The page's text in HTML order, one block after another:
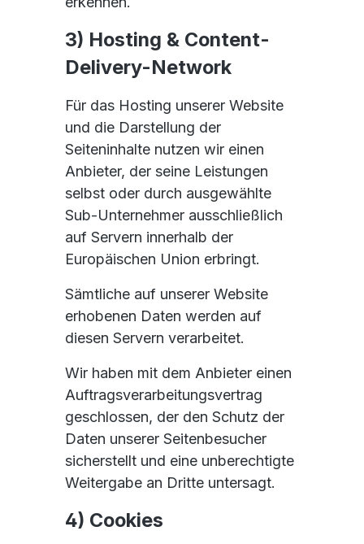
3) Hosting & Content-
Delivery-Network
Für das Hosting unserer Website
und die Darstellung der
Seiteninhalte nutzen wir einen
Anbieter, der seine Leistungen
selbst oder durch ausgewählte
Sub-Unternehmer ausschließlich
auf Servern innerhalb der
Europäischen Union erbringt.
Sämtliche auf unserer Website
erhobenen Daten werden auf
diesen Servern verarbeitet.
Wir haben mit dem Anbieter einen
Auftragsverarbeitungsvertrag
geschlossen, der den Schutz der
Daten unserer Seitenbesucher
sicherstellt und eine unberechtigte
Weitergabe an Dritte untersagt.
4) Cookies